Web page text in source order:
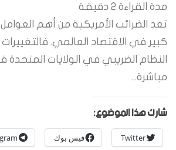
مدة القراءة 2 دقيقة
تعد الضرائب الأمريكية من أهم
كبير في الاقتصاد العالمي.
النظام الضريبي في الولايات المتحدة قد
مباشرة...
شارك هذا الموضوع:
Twitter فيس بوك